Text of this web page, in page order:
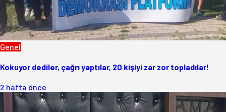
Genel
Kokuyor dediler, çağrı yaptılar, 20 kişiyi zar zor topladılar!
2 hafta önce